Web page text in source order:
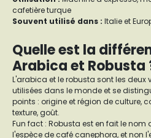
cafetière turque
Souvent utilisé dans : Italie et
Quelle est la
Arabica et Robusta
L'arabica et le robusta sont les deux
utilisées dans le monde et se
points : origine et région de culture,
texture, goût.
Fun fact : Robusta est en fait le nom
l'espèce de café canephora, et non